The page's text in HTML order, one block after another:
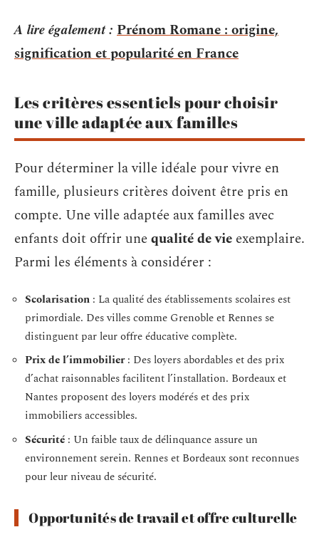
A lire également : Prénom Romane : origine,
signification et popularité en France
Les critères essentiels pour choisir
une ville adaptée aux familles
Pour déterminer la ville idéale pour vivre en
famille, plusieurs critères doivent être pris en
compte. Une ville adaptée aux familles avec
enfants doit offrir unequalité de vie exemplaire.
Parmi les éléments à considérer :
Scolarisation : La qualité des établissements scolaires est
primordiale. Des villes comme Grenoble et Rennes se
distinguent par leur offre éducative complète.
Prix de l’immobilier: Des loyers abordables et des prix
d’achat raisonnables facilitent l’installation. Bordeaux et
Nantes proposent des loyers modérés et des prix
immobiliers accessibles.
Sécurité : Un faible taux de délinquance assure un
environnement serein. Rennes et Bordeaux sont reconnues
pour leur niveau de sécurité.
Opportunités de travail et offre culturelle